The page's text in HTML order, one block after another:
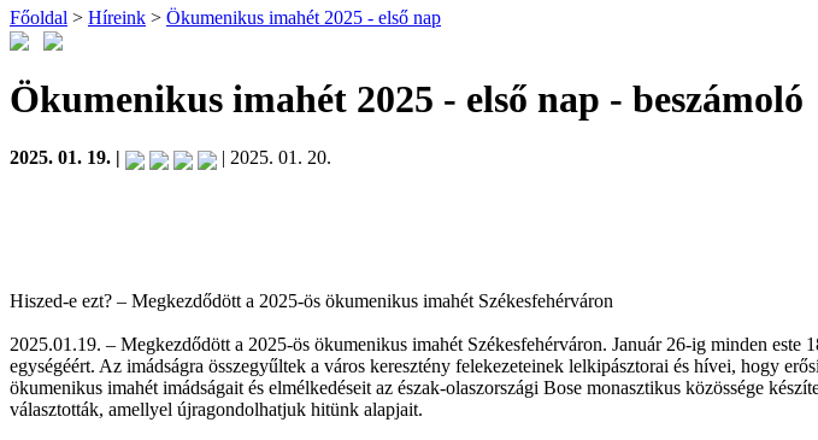
Főoldal > Híreink > Ökumenikus imahét 2025 - első nap
Ökumenikus imahét 2025 - első nap - beszámoló
2025. 01. 19. | | 2025. 01. 20.
Hiszed-e ezt? – Megkezdődött a 2025-ös ökumenikus imahét Székesfehérváron
2025.01.19. – Megkezdődött a 2025-ös ökumenikus imahét Székesfehérváron. Január 26-ig minden
egységéért. Az imádságra összegyűltek a város keresztény felekezeteinek lelkipásztorai és hívei, hogy
ökumenikus imahét imádságait és elmélkedéseit az észak-olaszországi Bose monasztikus közössége
választották, amellyel újragondolhatjuk hitünk alapjait.